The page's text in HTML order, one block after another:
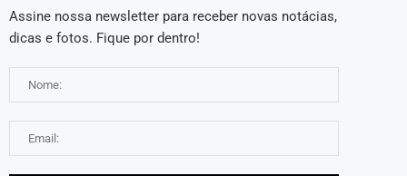
Assine nossa newsletter para receber novas notácias,
dicas e fotos. Fique por dentro!